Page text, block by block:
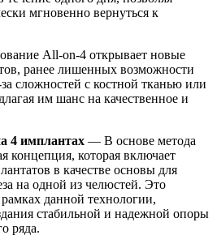
мгновенно вернуться к
All-on-4 открывает новые
ранее лишенных возможности
сложностей с костной тканью или
им шанс на качественное и
4 имплантах — В основе метода
концепция, которая включает
в качестве основы для
на одной из челюстей. Это
данной технологии,
стабильной и надежной опоры
ряда.